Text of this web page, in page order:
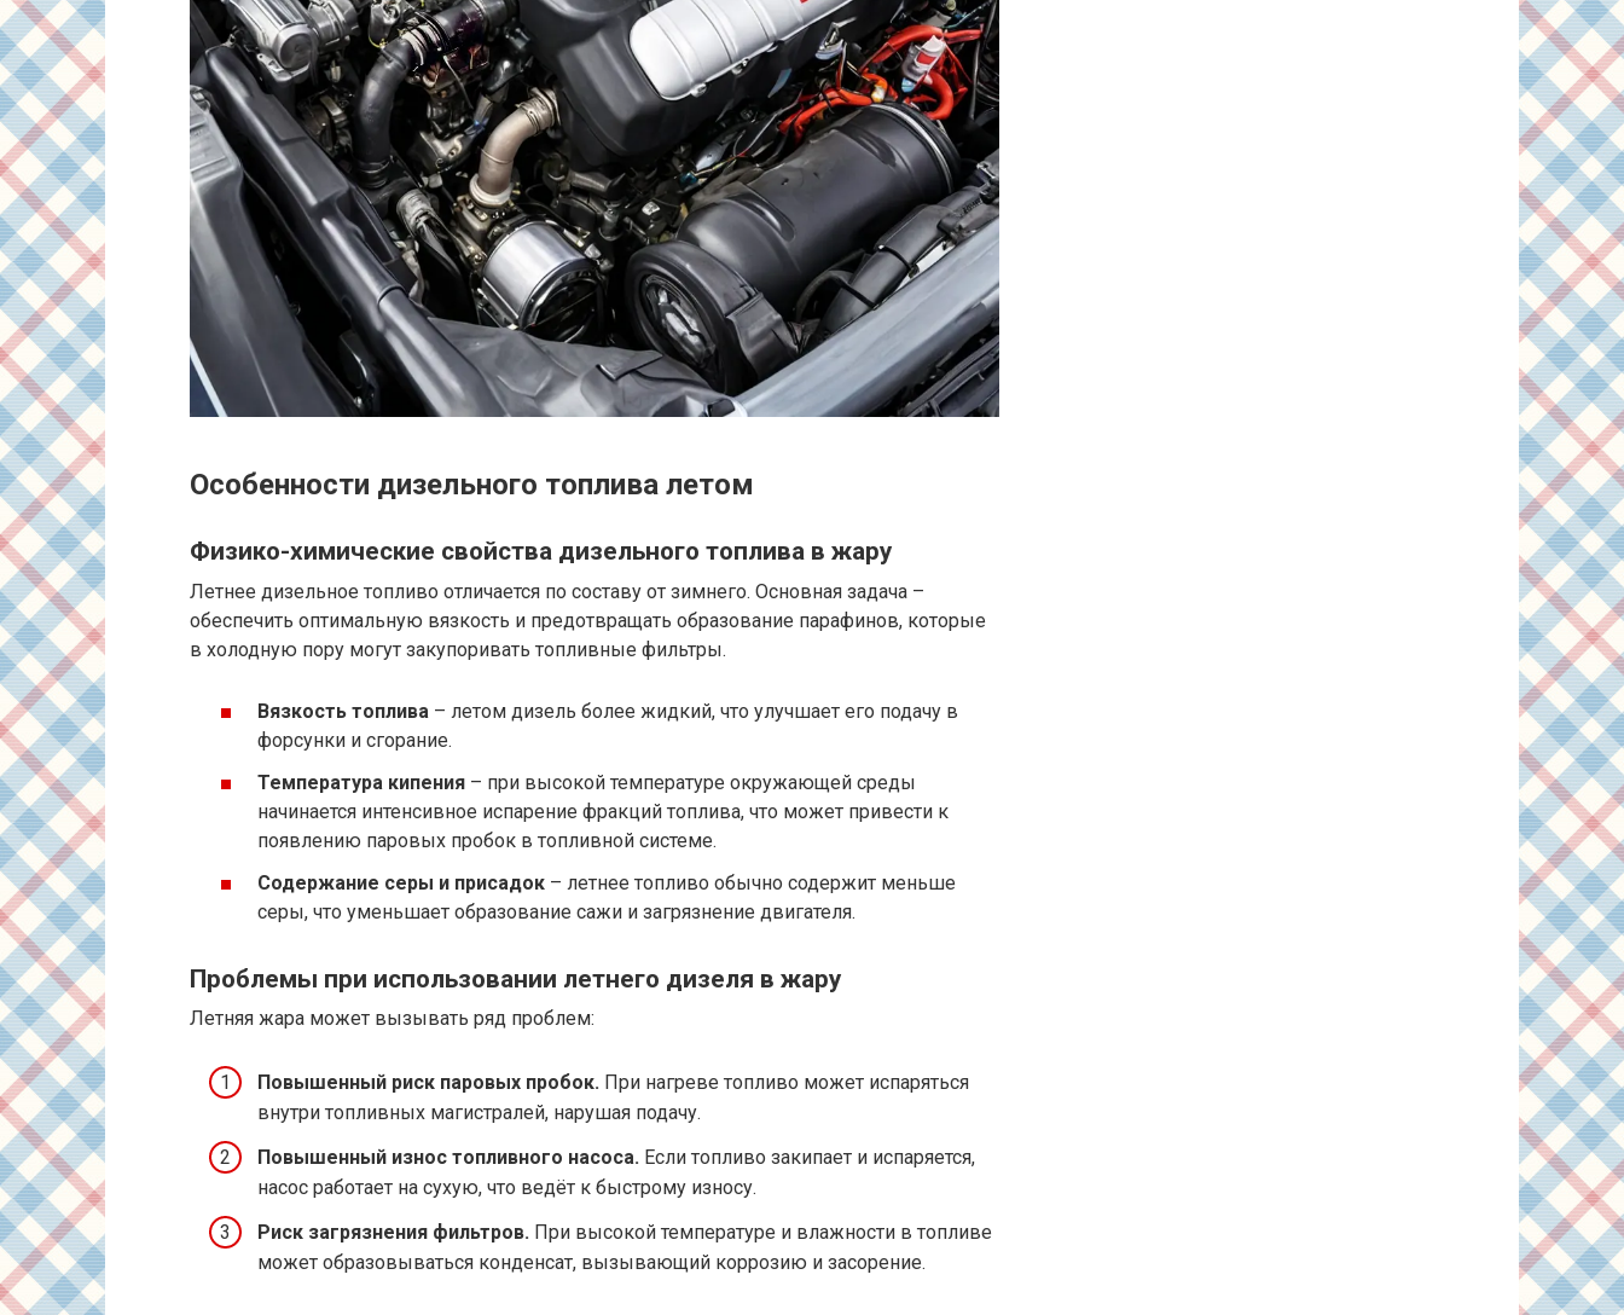
Особенности дизельного топлива летом
Физико-химические свойства дизельного топлива в жару
Летнее дизельное топливо отличается по составу от зимнего. Основная задача –
обеспечить оптимальную вязкость и предотвращать образование парафинов, которые
в холодную пору могут закупоривать топливные фильтры.
Вязкость топлива – летом дизель более жидкий, что улучшает его подачу в
форсунки и сгорание.
Температура кипения – при высокой температуре окружающей среды
начинается интенсивное испарение фракций топлива, что может привести к
появлению паровых пробок в топливной системе.
Содержание серы и присадок – летнее топливо обычно содержит меньше
серы, что уменьшает образование сажи и загрязнение двигателя.
Проблемы при использовании летнего дизеля в жару
Летняя жара может вызывать ряд проблем:
Повышенный риск паровых пробок. При нагреве топливо может испаряться
внутри топливных магистралей, нарушая подачу.
Повышенный износ топливного насоса. Если топливо закипает и испаряется,
насос работает на сухую, что ведёт к быстрому износу.
Риск загрязнения фильтров. При высокой температуре и влажности в топливе
может образовываться конденсат, вызывающий коррозию и засорение.